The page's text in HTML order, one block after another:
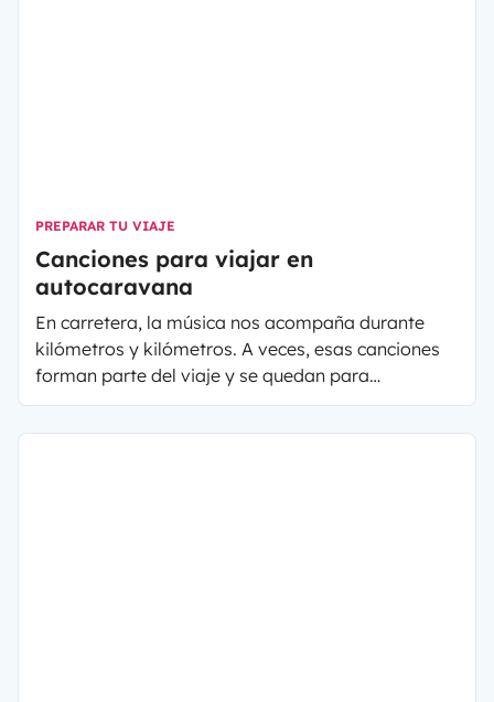
PREPARAR TU VIAJE
Canciones para viajar en
autocaravana
En carretera, la música nos acompaña durante
kilómetros y kilómetros. A veces, esas canciones
forman parte del viaje y se quedan para
siempre guardadas en un CD (o incluso en casete).